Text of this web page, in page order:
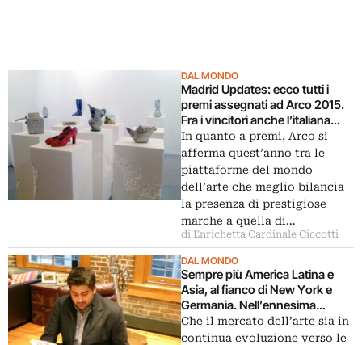
DAL MONDO
Madrid Updates: ecco tutti i
premi assegnati ad Arco 2015.
Fra i vincitori anche l’italiana
Galleria Cardi, la migliore della
fiera per i critici spagnoli
In quanto a premi, Arco si
afferma quest’anno tra le
piattaforme del mondo
dell’arte che meglio bilancia
la presenza di prestigiose
marche a quella di…
di Enrichetta Cardinale Ciccotti
DAL MONDO
Sempre più America Latina e
Asia, al fianco di New York e
Germania. Nell’ennesima
classifica, la geopolitica del
collezionismo globale under 50
Che il mercato dell’arte sia in
continua evoluzione verso le